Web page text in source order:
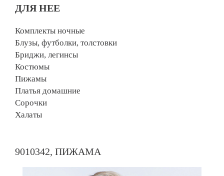
ДЛЯ НЕЕ
Комплекты ночные
Блузы, футболки, толстовки
Бриджи, легинсы
Костюмы
Пижамы
Платья домашние
Сорочки
Халаты
9010342, ПИЖАМА